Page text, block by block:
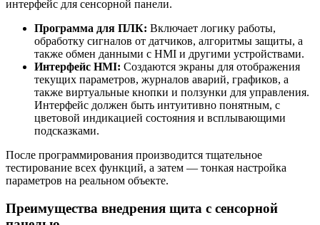
интерфейс для сенсорной панели.
Программа для ПЛК: Включает логику работы,
обработку сигналов от датчиков, алгоритмы защиты, а
также обмен данными с HMI и другими устройствами.
Интерфейс HMI: Создаются экраны для отображения
текущих параметров, журналов аварий, графиков, а
также виртуальные кнопки и ползунки для управления.
Интерфейс должен быть интуитивно понятным, с
цветовой индикацией состояния и всплывающими
подсказками.
После программирования производится тщательное
тестирование всех функций, а затем — тонкая настройка
параметров на реальном объекте.
Преимущества внедрения щита с сенсорной